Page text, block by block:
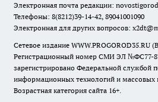
Электронная почта редакции:
Телефоны: 8(8212)39-14-42, 89041001090
Электронная для других вопросов:
Сетевое издание
Регистрационный номер СМИ ЭЛ №ФС77-
зарегистрировано Федеральной службой
информационных технологий и массовых
Возрастная категория сайта 16+.